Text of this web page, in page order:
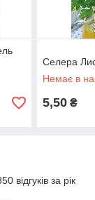
Селера
Немає в
5,50 ₴
відгуків за рік